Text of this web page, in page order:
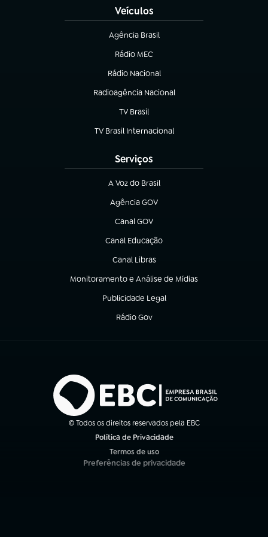
Veículos
Agência Brasil
(abre em nova aba)
Rádio MEC
(abre em nova aba)
Rádio Nacional
Radioagência Nacional
(abre em nova aba)
TV Brasil
(abre em nova aba)
TV Brasil Internacional
(abre em nova aba)
Serviços
A Voz do Brasil
(abre em nova aba)
Agência GOV
(abre em nova aba)
Canal GOV
(abre em nova aba)
Canal Educação
(abre em nova aba)
Canal Libras
(abre em nova aba)
Monitoramento e Análise de Mídias
(abre em nova aba)
Publicidade Legal
(abre em nova aba)
Rádio Gov
(abre em nova aba)
© Todos os direitos reservados pela EBC
Política de Privacidade
Termos de uso
(abre em nova aba)
Preferências de privacidade